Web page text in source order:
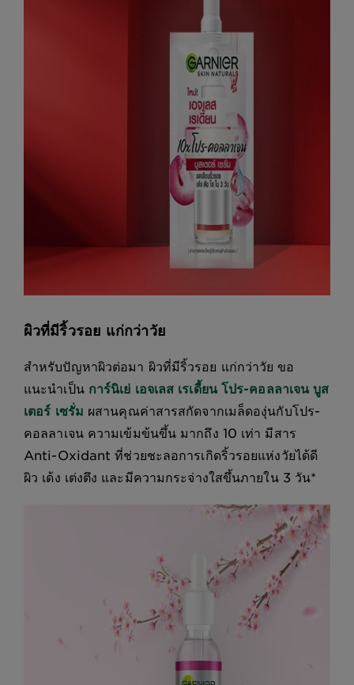
ผิวที่มีริ้วรอย แก่กว่าวัย
สำหรับปัญหาผิวต่อมา ผิวที่มีริ้วรอย แก่กว่าวัย ขอ
แนะนำเป็น การ์นิเย่ เอจเลส เรเดี้ยน โปร-คอลลาเจน บูส
เตอร์ เซรั่ม ผสานคุณค่าสารสกัดจากเมล็ดองุ่นกับโปร-
คอลลาเจน ความเข้มข้นขึ้น มากถึง 10 เท่า มีสาร
Anti-Oxidant ที่ช่วยชะลอการเกิดริ้วรอยแห่งวัยได้ดี
ผิว เด้ง เต่งตึง และมีความกระจ่างใสขึ้นภายใน 3 วัน*